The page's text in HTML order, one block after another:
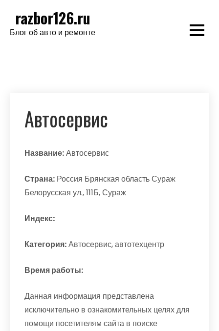
содержимому
razbor126.ru
Блог об авто и ремонте
Автосервис
Название:Автосервис
Страна: Россия Брянская область Сураж
Белорусская ул., 111Б, Сураж
Индекс:
Категория:Автосервис, автотехцентр
Время работы:
Данная информация представлена
исключительно в ознакомительных целях для
помощи посетителям сайта в поиске